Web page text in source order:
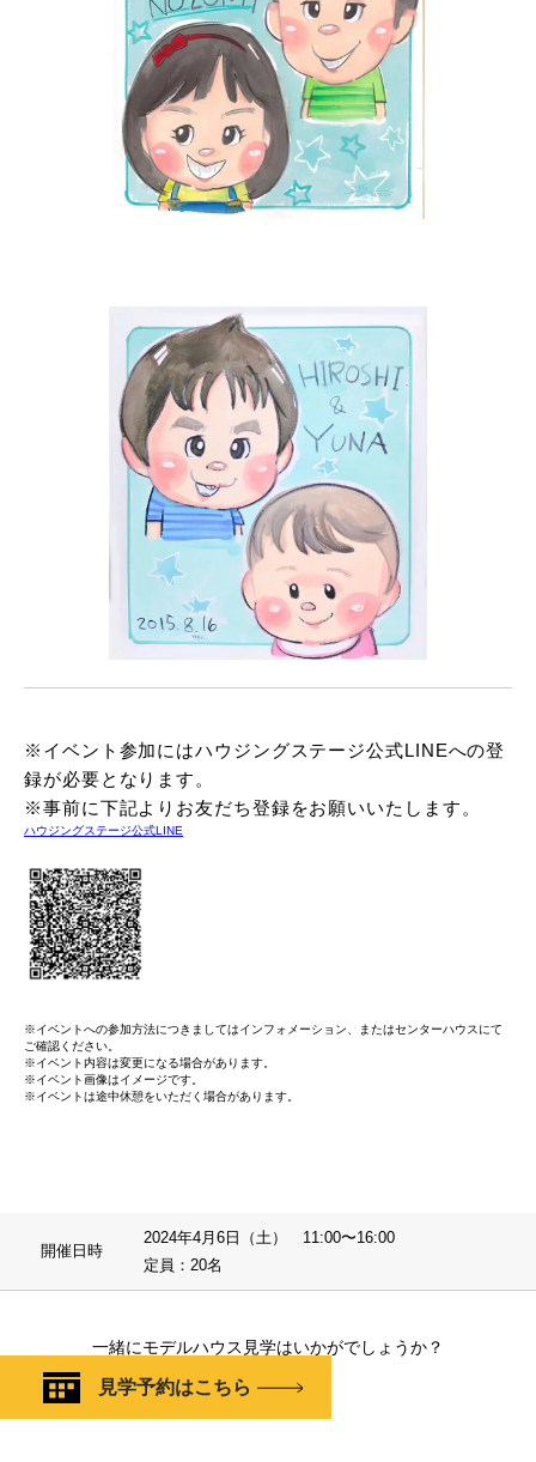
※イベント参加にはハウジングステージ公式LINEへの登
録が必要となります。
※事前に下記よりお友だち登録をお願いいたします。
ハウジングステージ公式LINE
※イベントへの参加方法につきましてはインフォメーション、またはセンターハウスにて
ご確認ください。
※イベント内容は変更になる場合があります。
※イベント画像はイメージです。
※イベントは途中休憩をいただく場合があります。
開催日時
2024年4月6日（土） 11:00〜16:00
定員：20名
一緒にモデルハウス見学はいかがでしょうか？
見学予約はこちら